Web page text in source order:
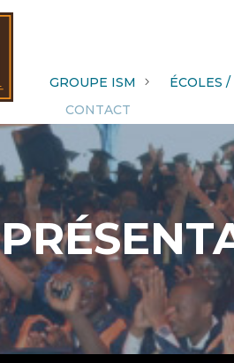
GROUPE ISM ÉCOLES
CONTACT